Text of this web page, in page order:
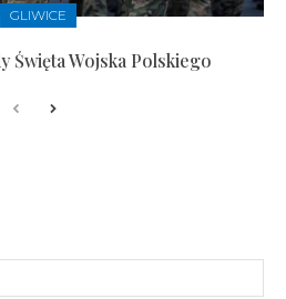
GLIWICE
Święta Wojska Polskiego